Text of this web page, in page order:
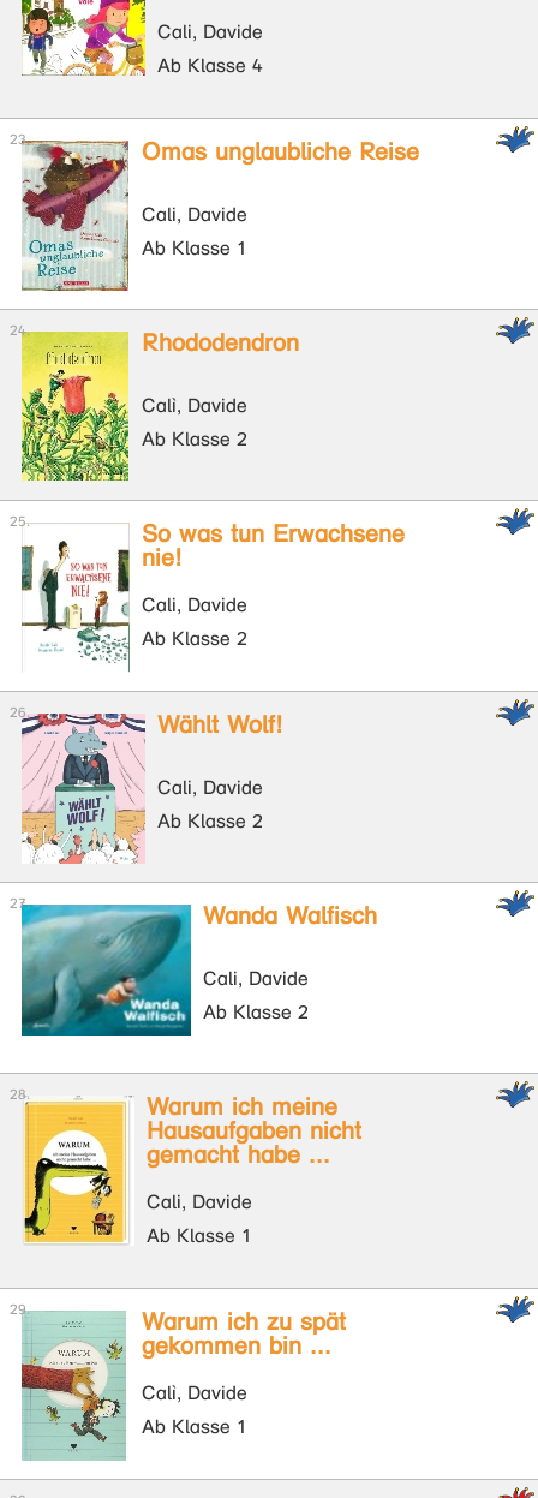
Cali, Davide
Ab Klasse 4
Omas unglaubliche Reise
Cali, Davide
Ab Klasse 1
Rhododendron
Calì, Davide
Ab Klasse 2
So was tun Erwachsene
nie!
Cali, Davide
Ab Klasse 2
Wählt Wolf!
Cali, Davide
Ab Klasse 2
Wanda Walfisch
Cali, Davide
Ab Klasse 2
Warum ich meine
Hausaufgaben nicht
gemacht habe ...
Cali, Davide
Ab Klasse 1
Warum ich zu spät
gekommen bin ...
Calì, Davide
Ab Klasse 1